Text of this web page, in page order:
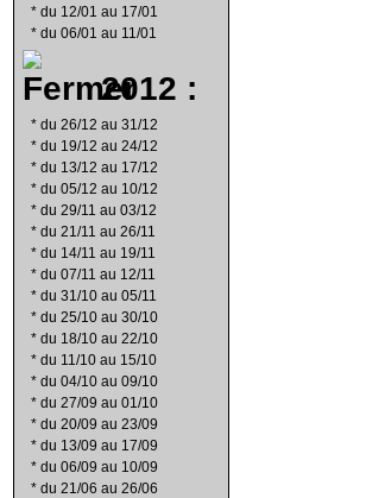
* du 12/01 au 17/01
* du 06/01 au 11/01
2012 :
* du 26/12 au 31/12
* du 19/12 au 24/12
* du 13/12 au 17/12
* du 05/12 au 10/12
* du 29/11 au 03/12
* du 21/11 au 26/11
* du 14/11 au 19/11
* du 07/11 au 12/11
* du 31/10 au 05/11
* du 25/10 au 30/10
* du 18/10 au 22/10
* du 11/10 au 15/10
* du 04/10 au 09/10
* du 27/09 au 01/10
* du 20/09 au 23/09
* du 13/09 au 17/09
* du 06/09 au 10/09
* du 21/06 au 26/06